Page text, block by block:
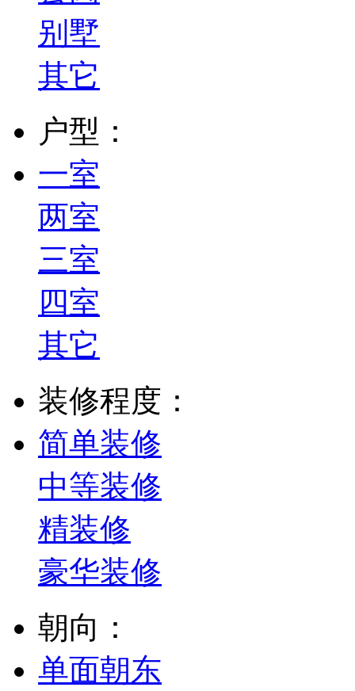
别墅
其它
户型：
一室
两室
三室
四室
其它
装修程度：
简单装修
中等装修
精装修
豪华装修
朝向：
单面朝东